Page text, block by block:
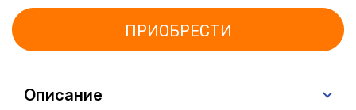
ПРИОБРЕСТИ
Описание